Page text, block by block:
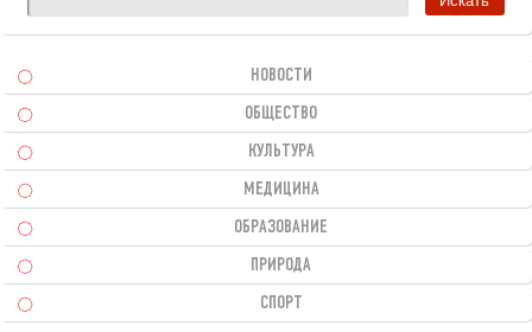
НОВОСТИ
ОБЩЕСТВО
КУЛЬТУРА
МЕДИЦИНА
ОБРАЗОВАНИЕ
ПРИРОДА
СПОРТ